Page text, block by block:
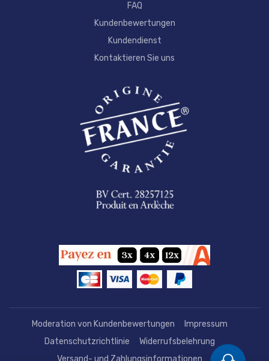
FAQ
Kundenbewertungen
Kundendienst
Kontaktieren Sie uns
Moderation von Kundenbewertungen
Impressum
Datenschutzrichtlinie
Widerrufsbelehrung
Versand- und Zahlungsinformationen